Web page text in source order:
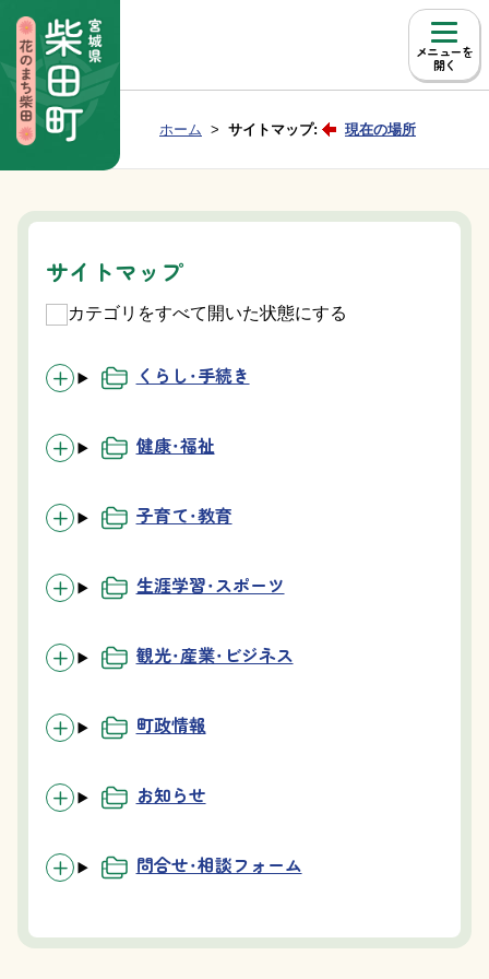
メニュー
Group NAV 現在位置：
ホーム サイトマップ: 現在の場所
サイトマップ
カテゴリをすべて開いた状態にする
くらし・手続き
健康・福祉
子育て・教育
生涯学習・スポーツ
観光・産業・ビジネス
町政情報
お知らせ
問合せ・相談フォーム